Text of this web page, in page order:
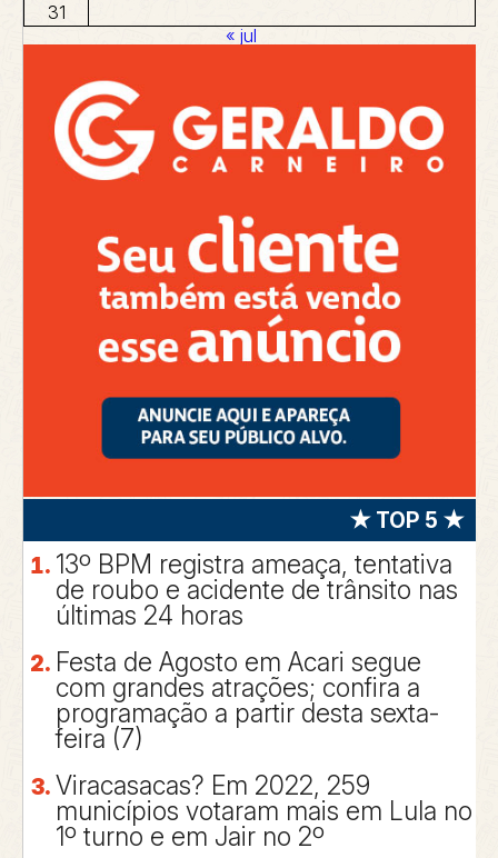
31
« jul
★ TOP 5 ★
13º BPM registra ameaça, tentativa
de roubo e acidente de trânsito nas
últimas 24 horas
Festa de Agosto em Acari segue
com grandes atrações; confira a
programação a partir desta sexta-
feira (7)
Viracasacas? Em 2022, 259
municípios votaram mais em Lula no
1º turno e em Jair no 2º